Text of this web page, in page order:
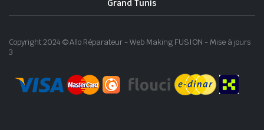
Grand Tunis
Copyright 2024 © Allo Réparateur - Web Making FUSION - Mise à jours
3